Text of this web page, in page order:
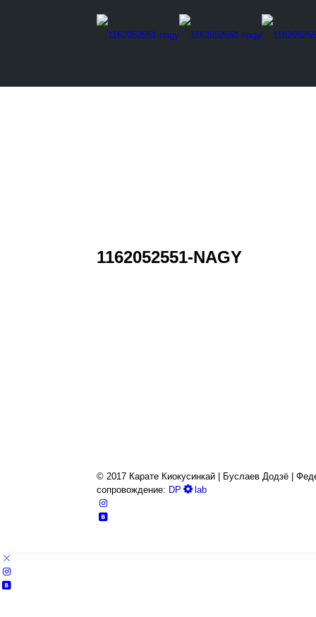
1162052551-NAGY
© 2017 Карате Киокуcинкай | Буслаев Додзё |
сопровождение: DP lab